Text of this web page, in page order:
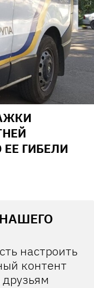
ГИБЕЛИ
настроить
контент